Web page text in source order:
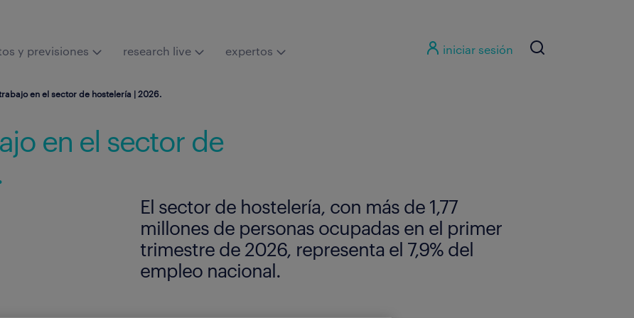
y previsiones research live expertos iniciar sesión
en el sector de hostelería | 2026.
en el sector de
El sector de hostelería, con más de 1,77
millones de personas ocupadas en el primer
trimestre de 2026, representa el 7,9% del
empleo nacional.